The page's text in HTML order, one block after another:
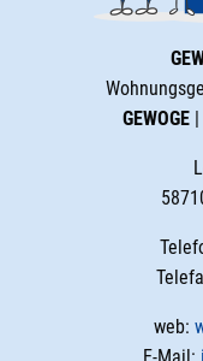
GEWOGE|
web: